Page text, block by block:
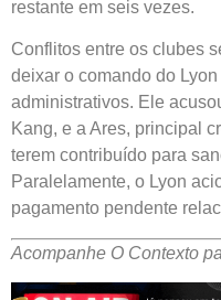
restante em seis vezes.
Conflitos entre os clubes
deixar o comando do
administrativos. Ele
Kang, e a Ares, principal
terem contribuído para
Paralelamente, o Lyon
pagamento pendente
Acompanhe O Contexto